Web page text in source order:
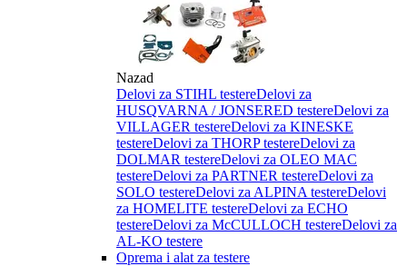
Nazad
Delovi za STIHL testereDelovi za
HUSQVARNA / JONSERED testereDelovi za
VILLAGER testereDelovi za KINESKE
testereDelovi za THORP testereDelovi za
DOLMAR testereDelovi za OLEO MAC
testereDelovi za PARTNER testereDelovi za
SOLO testereDelovi za ALPINA testereDelovi
za HOMELITE testereDelovi za ECHO
testereDelovi za McCULLOCH testereDelovi za
AL-KO testere
Oprema i alat za testere